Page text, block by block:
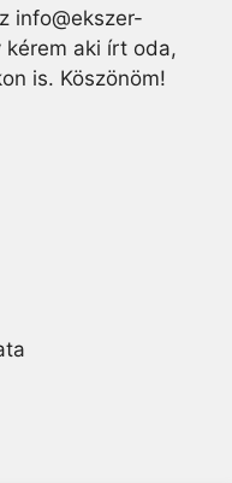
info@ekszer-
kérem aki írt oda,
is. Köszönöm!